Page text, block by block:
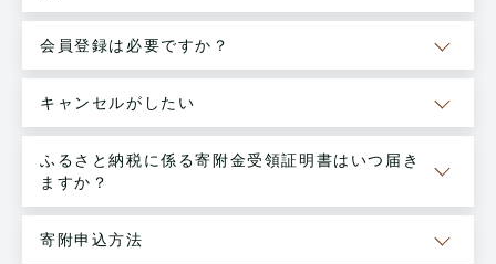
会員登録は必要ですか？
キャンセルがしたい
ふるさと納税に係る寄附金受領証明書はいつ届き
ますか？
寄附申込方法